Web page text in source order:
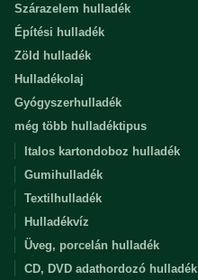
Szárazelem hulladék
Építési hulladék
Zöld hulladék
Hulladékolaj
Gyógyszerhulladék
még több hulladéktipus
Italos kartondoboz hulladék
Gumihulladék
Textilhulladék
Hulladékvíz
Üveg, porcelán hulladék
CD, DVD adathordozó hulladék